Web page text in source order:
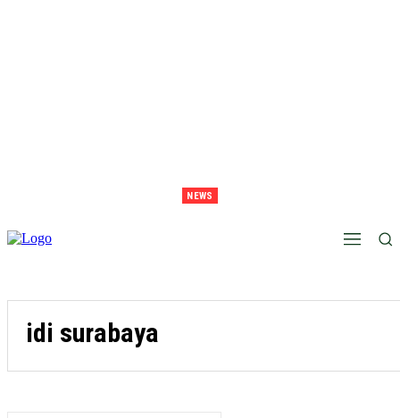
NEWS
idi surabaya